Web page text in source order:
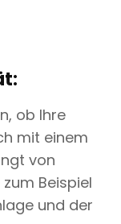
ob Ihre
mit einem
von
Beispiel
und der